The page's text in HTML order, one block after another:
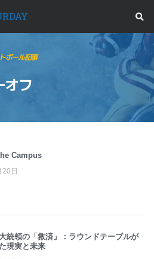
ボール記事
オフ
Campus
日
統領の「救済」：ラウンドテーブルが
現実と未来